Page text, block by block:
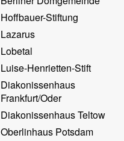
Hoffbauer-Stiftung
Lazarus
Lobetal
Luise-Henrietten-Stift
Diakonissenhaus
Frankfurt/Oder
Diakonissenhaus Teltow
Oberlinhaus Potsdam